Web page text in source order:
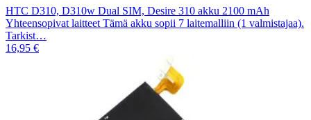
HTC D310, D310w Dual SIM, Desire 310 akku 2100 mAh
Yhteensopivat laitteet Tämä akku sopii 7 laitemalliin (1 valmistajaa).
Tarkist…
16,95 €